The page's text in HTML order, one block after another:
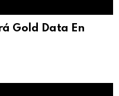
Gold Data En